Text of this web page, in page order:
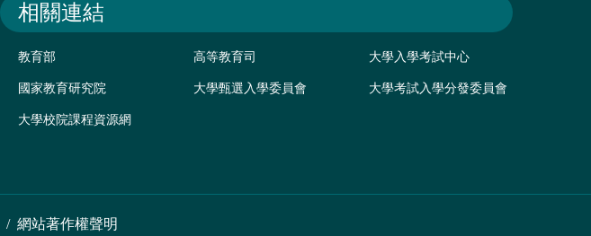
相關連結
教育部 高等教育司 大學入學考試中心
國家教育研究院 大學甄選入學委員會 大學考試入學分發委員會
大學校院課程資源網
/ 網站著作權聲明